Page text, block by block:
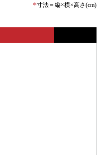
*寸法＝縦×横×高さ(cm)